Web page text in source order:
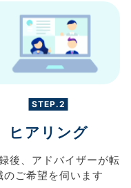
STEP.2
ヒアリング
後、 アドバイザーが転
のご希望を伺います